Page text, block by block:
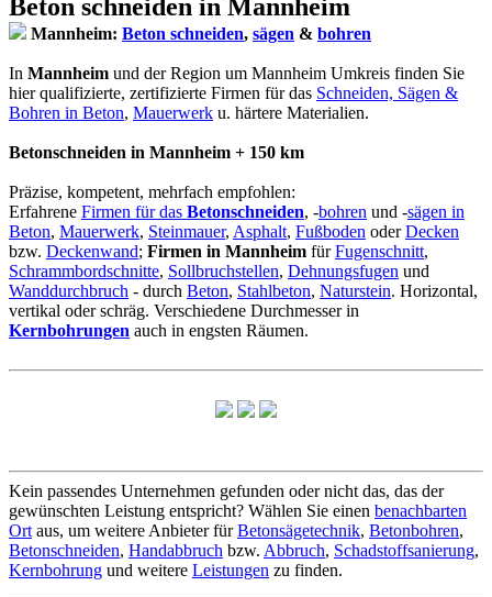
Beton schneiden in Mannheim
Mannheim: Beton schneiden, sägen & bohren
In Mannheim und der Region um Mannheim Umkreis finden Sie
hier qualifizierte, zertifizierte Firmen für das Schneiden, Sägen &
Bohren in Beton, Mauerwerk u. härtere Materialien.
Betonschneiden in Mannheim + 150 km
Präzise, kompetent, mehrfach empfohlen:
Erfahrene Firmen für das Betonschneiden, -bohren und -sägen in
Beton, Mauerwerk, Steinmauer, Asphalt, Fußboden oderDecken
bzw. Deckenwand; Firmen in Mannheim fürFugenschnitt,
Schrammbordschnitte, Sollbruchstellen, Dehnungsfugen und
Wanddurchbruch - durch Beton, Stahlbeton, Naturstein. Horizontal,
vertikal oder schräg. Verschiedene Durchmesser in
Kernbohrungen auch in engsten Räumen.
Kein passendes Unternehmen gefunden oder nicht das, das der
gewünschten Leistung entspricht? Wählen Sie einen benachbarten
Ort aus, um weitere Anbieter fürBetonsägetechnik, Betonbohren,
Betonschneiden, Handabbruch bzw. Abbruch, Schadstoffsanierung,
Kernbohrung und weitere Leistungen zu finden.